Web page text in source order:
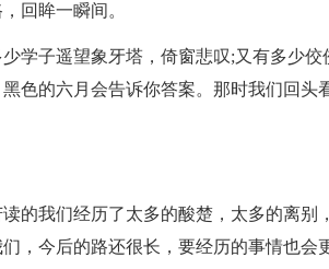
回眸一瞬间。
少学子遥望象牙塔，倚窗悲叹;又有多少
色的六月会告诉你答案。那时我们回
的我们经历了太多的酸楚，太多的离别
，今后的路还很长，要经历的事情也